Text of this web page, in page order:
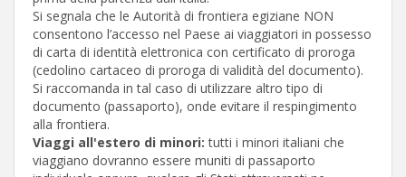
Si segnala che le Autorità di frontiera egiziane NON
consentono l’accesso nel Paese ai viaggiatori in possesso
di carta di identità elettronica con certificato di proroga
(cedolino cartaceo di proroga di validità del documento).
Si raccomanda in tal caso di utilizzare altro tipo di
documento (passaporto), onde evitare il respingimento
alla frontiera.
Viaggi all'estero di minori: tutti i minori italiani che
viaggiano dovranno essere muniti di passaporto